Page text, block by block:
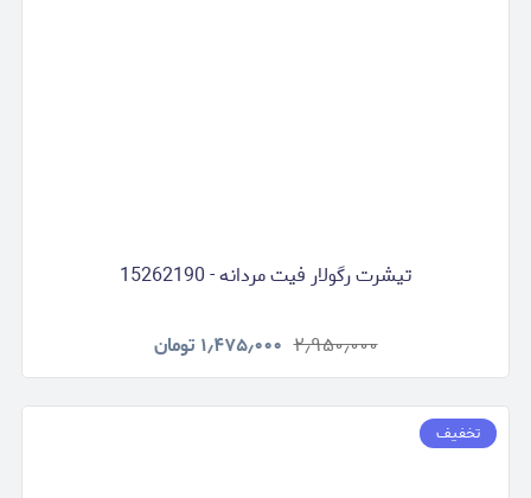
تیشرت رگولار فیت مردانه - 15262190
۲٫۹۵۰٫۰۰۰ ۱٫۴۷۵٫۰۰۰ تومان
تخفیف